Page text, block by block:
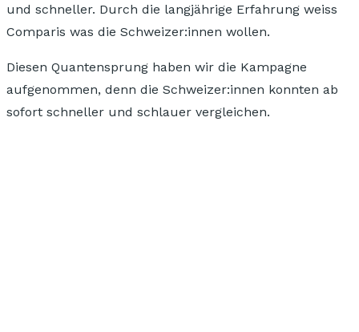
und schneller. Durch die langjährige Erfahrung weiss
Comparis was die Schweizer:innen wollen.
Diesen Quantensprung haben wir die Kampagne
aufgenommen, denn die Schweizer:innen konnten ab
sofort schneller und schlauer vergleichen.